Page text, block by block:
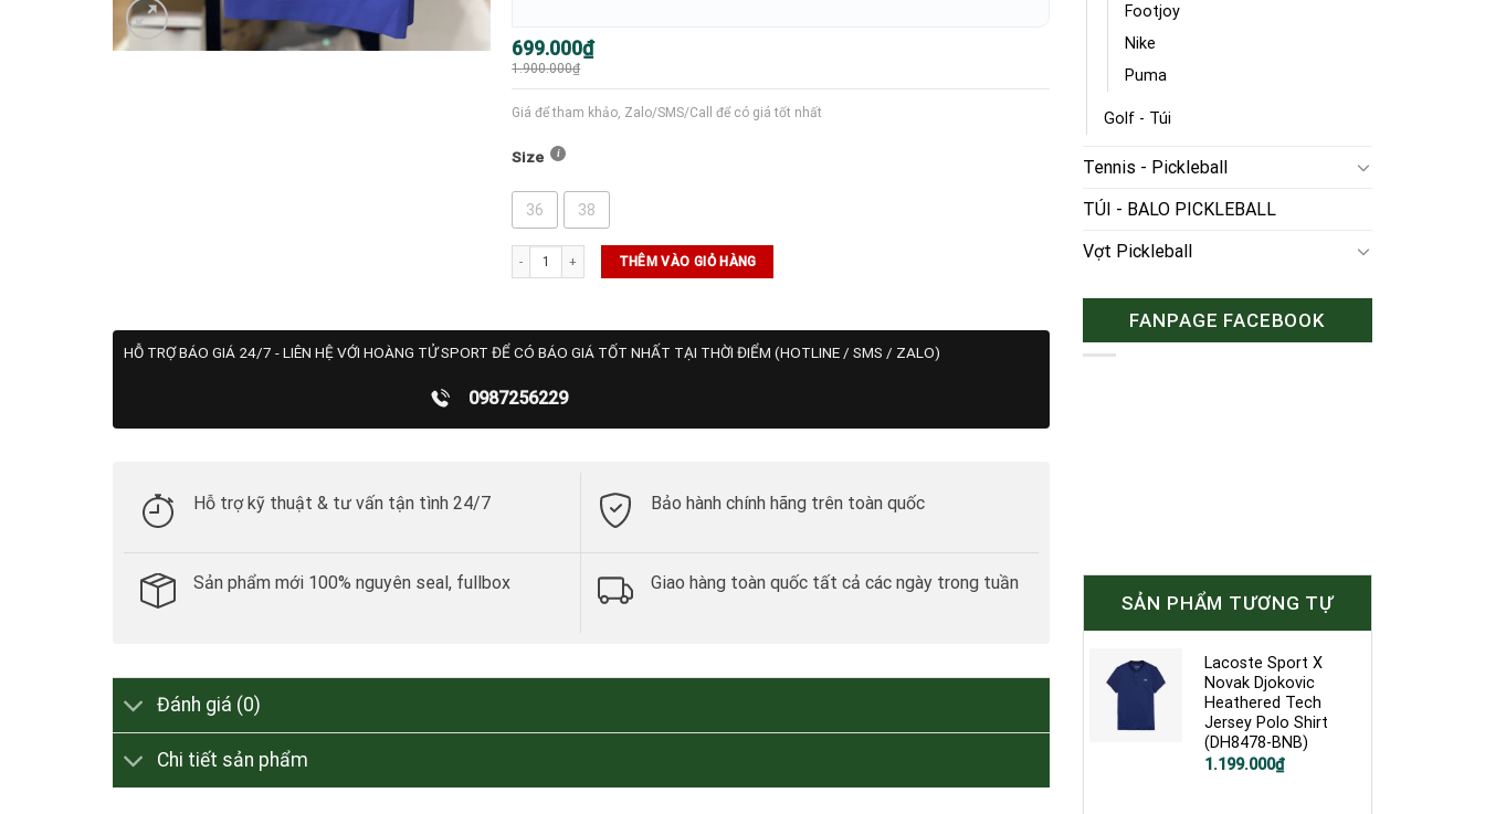
1.900.000₫
Giá
gốc
là:
699.000₫
Giá
hiện
tại
Giá để tham khảo, Zalo/SMS/Call để có giá tốt nhất
Size
36 38
Quần Sooc Golf Nike (639804-455) số lượng
THÊM VÀO GIỎ HÀNG
HỖ TRỢ BÁO GIÁ 24/7 - LIÊN HỆ VỚI HOÀNG TỬ SPORT ĐỂ CÓ BÁO GIÁ TỐT NHẤT TẠI THỜI ĐIỂM (HOTLINE / SMS / ZALO)
0987256229
Hỗ trợ kỹ thuật & tư vấn tận tình 24/7 Bảo hành chính hãng trên toàn quốc
Sản phẩm mới 100% nguyên seal, fullbox Giao hàng toàn quốc tất cả các ngày trong tuần
Đánh giá (0)
Chi tiết sản phẩm
Footjoy
Nike
Puma
Golf - Túi
Tennis - Pickleball
TÚI - BALO PICKLEBALL
Vợt Pickleball
FANPAGE FACEBOOK
SẢN PHẨM TƯƠNG TỰ
Lacoste Sport X
Novak Djokovic
Heathered Tech
Jersey Polo Shirt
(DH8478-BNB)
Giá
1.199.000₫
Giá